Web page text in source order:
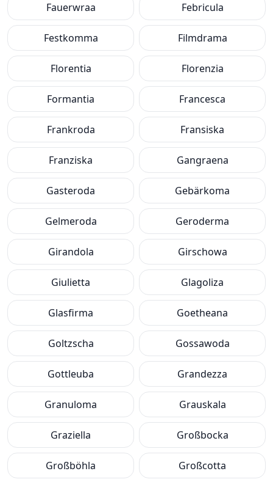
Fauerwraa Febricula
Festkomma Filmdrama
Florentia Florenzia
Formantia Francesca
Frankroda Fransiska
Franziska Gangraena
Gasteroda Gebärkoma
Gelmeroda Geroderma
Girandola Girschowa
Giulietta Glagoliza
Glasfirma Goetheana
Goltzscha Gossawoda
Gottleuba Grandezza
Granuloma Grauskala
Graziella Großbocka
Großböhla Großcotta